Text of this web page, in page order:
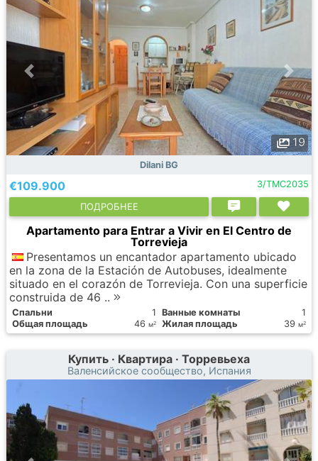
19
Dilani BG
€109.900 3/TMC2035
ПОДРОБНЕЕ
Apartamento para Entrar a Vivir en El Centro de
Torrevieja
Presentamos un encantador apartamento ubicado
en la zona de la Estación de Autobuses, idealmente
situado en el corazón de Torrevieja. Con una superficie
construida de 46 ..
Спальни 1 Ванные комнаты
1
Общая площадь
46 м2 Жилая площадь 39 м2
Купить · Квартира · Торревьеха
Валенсийское сообщество, Испания